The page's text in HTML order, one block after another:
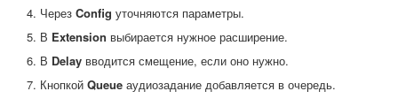
Через Config уточняются параметры.
В Extension выбирается нужное расширение.
В Delay вводится смещение, если оно нужно.
Кнопкой Queue аудиозадание добавляется в очередь.